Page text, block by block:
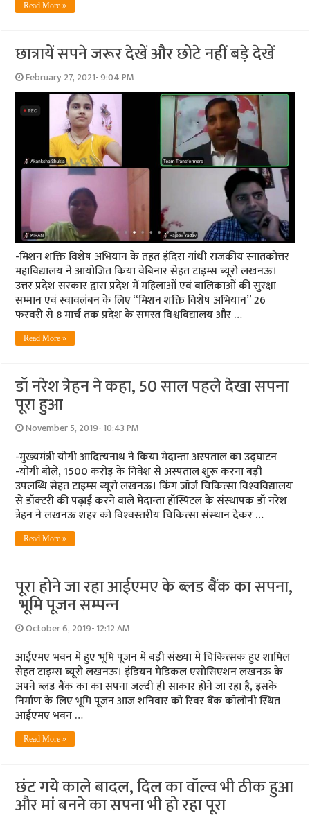
Read More »
छात्रायें सपने जरूर देखें और छोटे नहीं बड़े देखें
February 27, 2021- 9:04 PM
-मिशन शक्ति विशेष अभियान के तहत इंदिरा गांधी राजकीय स्नातकोत्तर
महाविद्यालय ने आयोजित किया वेबिनार सेहत टाइम्‍स ब्‍यूरो लखनऊ।
उत्तर प्रदेश सरकार द्वारा प्रदेश में महिलाओं एवं बालिकाओं की सुरक्षा
सम्मान एवं स्वावलंबन के लिए “मिशन शक्ति विशेष अभियान” 26
फरवरी से 8 मार्च तक प्रदेश के समस्त विश्वविद्यालय और …
Read More »
डॉ नरेश त्रेहन ने कहा, 50 साल पहले देखा सपना
पूरा हुआ
November 5, 2019- 10:43 PM
-मुख्‍यमंत्री योगी आदित्‍यनाथ ने किया मेदान्‍ता अस्‍पताल का उद्घाटन
-योगी बोले, 1500 करोड़ के निवेश से अस्‍पताल शुरू करना बड़ी
उपलब्धि सेहत टाइम्‍स ब्‍यूरो लखनऊ। किंग जॉर्ज चिकित्‍सा विश्‍वविद्यालय
से डॉक्‍टरी की पढ़ाई करने वाले मेदान्‍ता हॉस्पिटल के संस्‍थापक डॉ नरेश
त्रेहन ने लखनऊ शहर को विश्‍वस्‍तरीय चिकित्‍सा संस्‍थान देकर …
Read More »
पूरा होने जा रहा आईएमए के ब्‍लड बैंक का सपना,
भूमि पूजन सम्‍पन्‍न
October 6, 2019- 12:12 AM
आईएमए भवन में हुए भूमि पूजन में बड़ी संख्‍या में चिकित्‍सक हुए शामिल
सेहत टाइम्‍स ब्‍यूरो लखनऊ। इंडियन मेडिकल एसोसिएशन लखनऊ के
अपने ब्‍लड बैंक का का सपना जल्‍दी ही साकार होने जा रहा है, इसके
निर्माण के लिए भूमि पूजन आज शनिवार को रिवर बैंक कॉलोनी स्थित
आईएमए भवन …
Read More »
छंट गये काले बादल, दिल का वॉल्‍व भी ठीक हुआ
और मां बनने का सपना भी हो रहा पूरा